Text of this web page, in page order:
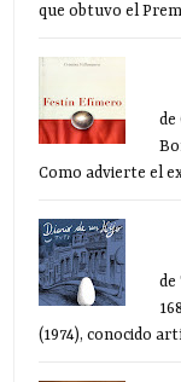
que obtuvo el
Como advierte el
de
(1974), conocido